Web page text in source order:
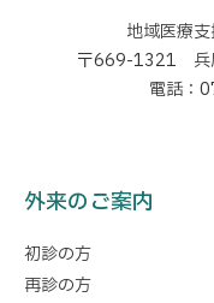
地域医療
〒669-1321 兵
電話：
外来のご案内
初診の方
再診の方